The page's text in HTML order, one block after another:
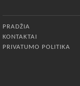
kurstymas1179
PRADŽIA
KONTAKTAI
PRIVATUMO POLITIKA